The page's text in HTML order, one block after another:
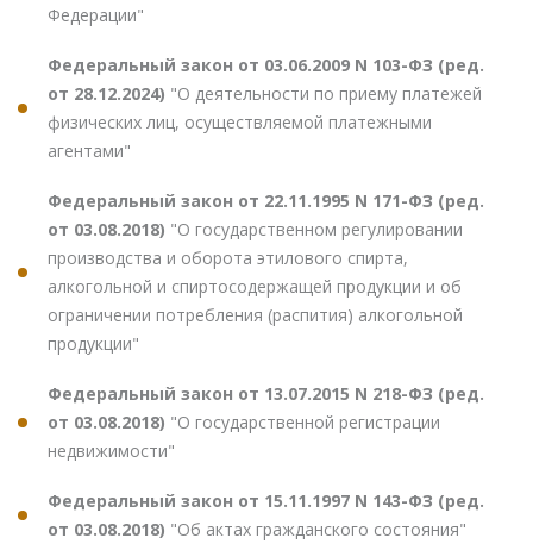
Федерации"
Федеральный закон от 03.06.2009 N 103-ФЗ (ред.
от 28.12.2024) "О деятельности по приему платежей
физических лиц, осуществляемой платежными
агентами"
Федеральный закон от 22.11.1995 N 171-ФЗ (ред.
от 03.08.2018) "О государственном регулировании
производства и оборота этилового спирта,
алкогольной и спиртосодержащей продукции и об
ограничении потребления (распития) алкогольной
продукции"
Федеральный закон от 13.07.2015 N 218-ФЗ (ред.
от 03.08.2018) "О государственной регистрации
недвижимости"
Федеральный закон от 15.11.1997 N 143-ФЗ (ред.
от 03.08.2018) "Об актах гражданского состояния"